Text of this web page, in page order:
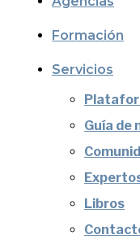
Formación
Servicios
Guía de
Libros